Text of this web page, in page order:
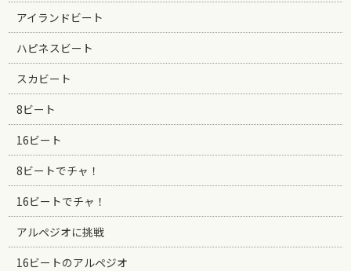
アイランドビート
ハピネスビート
スカビート
8ビート
16ビート
8ビートでチャ！
16ビートでチャ！
アルペジオに挑戦
16ビートのアルペジオ